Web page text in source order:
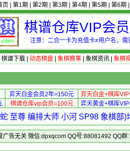
页 第1期 第2期 第3期 第4期 第5期 第6期
棋谱仓库VIP会
注意：二合一卡为充值卡≠用户名，需
棋谱下载| 动态棋盘| 象棋赛事| 象棋资讯| 象棋
弈天白金会员2年=150元 弈天白金+棋库
棋谱仓库vip会员=100元 弈天黄金+棋库
至尊 编排大师 小河 SP98 象棋部
广告无关 微信:dpxqcom QQ号:88081492 QQ